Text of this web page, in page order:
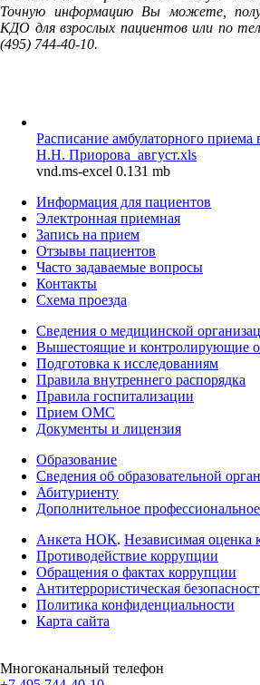
Точную информацию Вы можете,
КДО для взрослых пациентов или по
(495) 744-40-10.
Расписание амбулаторного
Н.Н. Приорова_август.xls
vnd.ms-excel 0.131 mb
Информация для пациентов
Электронная приемная
Запись на прием
Отзывы пациентов
Часто задаваемые вопросы
Контакты
Схема проезда
Сведения о медицинской
Вышестоящие и контролирующие
Подготовка к исследованиям
Правила внутреннего распорядка
Правила госпитализации
Прием ОМС
Документы и лицензия
Образование
Сведения об образовательной
Абитуриенту
Дополнительное
Анкета НОК. Независимая оценка
Противодействие коррупции
Обращения о фактах коррупции
Антитеррористическая
Политика конфиденциальности
Карта сайта
Многоканальный телефон